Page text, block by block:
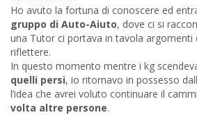
Ho avuto la fortuna di conoscere ed
gruppo di Auto-Aiuto, dove ci si
una Tutor ci portava in tavola argomenti
riflettere.
In questo momento mentre i kg
quelli persi, io ritornavo in possesso
l’idea che avrei voluto continuare il
volta altre persone.